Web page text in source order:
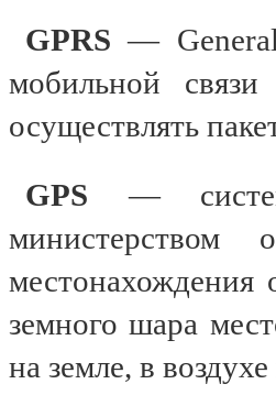
GPRS —
мобильной
осуществлять
GPS
—
министерством
местонахождения
земного шара
на земле, в